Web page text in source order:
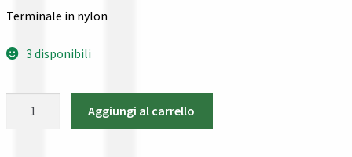
Pagamenti
Privacy policy
Terminale in nylon
3 disponibili
Aggiungi al carrello